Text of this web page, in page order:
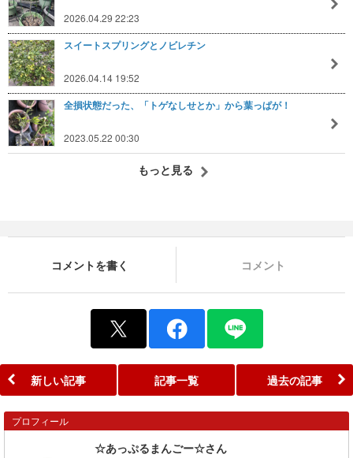
2026.04.29 22:23
スイートスプリングとノビレチン
2026.04.14 19:52
全損状態だった、「トゲなしせとか」から葉っぱが！
2023.05.22 00:30
もっと見る
コメントを書く コメント
新しい記事 記事一覧 過去の記事
プロフィール
☆あっぷるまんごー☆さん